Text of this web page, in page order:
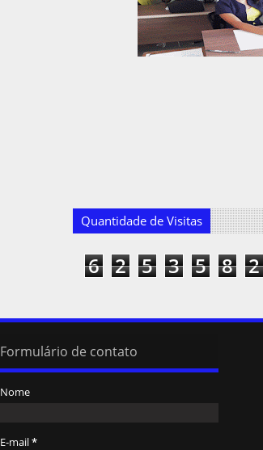
Quantidade de Visitas
6 2 5 3 5 8 2
Formulário de contato
Nome
E-mail*